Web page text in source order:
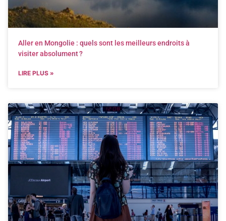
Aller en Mongolie : quels sont les meilleurs endroits à
visiter absolument ?
LIRE PLUS »